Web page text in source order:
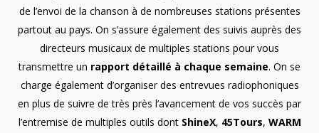
de l’envoi de la chanson à de nombreuses stations présentes
partout au pays. On s’assure également des suivis auprès des
directeurs musicaux de multiples stations pour vous
transmettre un rapport détaillé à chaque semaine. On se
charge également d’organiser des entrevues radiophoniques
en plus de suivre de très près l’avancement de vos succès par
l’entremise de multiples outils dont ShineX, 45Tours, WARM